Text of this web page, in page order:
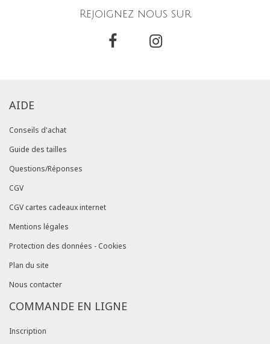
Rejoignez nous sur
AIDE
Conseils d'achat
Guide des tailles
Questions/Réponses
CGV
CGV cartes cadeaux internet
Mentions légales
Protection des données - Cookies
Plan du site
Nous contacter
COMMANDE EN LIGNE
Inscription